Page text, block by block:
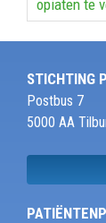
opiaten te
STICHTING
Postbus 7
5000 AA